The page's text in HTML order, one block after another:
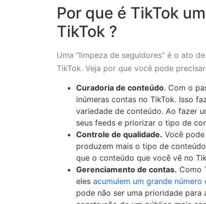
Por que é TikTok
TikTok ?
Uma “limpeza de seguidores” é o ato
TikTok. Veja por que você pode
Curadoria de conteúdo. Com o
inúmeras contas no TikTok. Isso
variedade de conteúdo. Ao fazer
seus feeds e priorizar o tipo de
Controle de qualidade. Você
produzem mais o tipo de
que o conteúdo que você vê no
Gerenciamento de contas. Como
eles acumulem um grande número
pode não ser uma prioridade para